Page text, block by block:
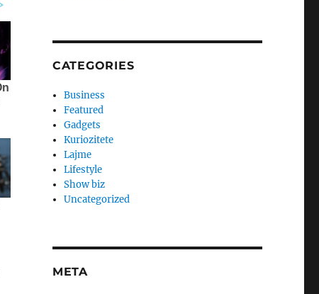
CATEGORIES
Business
Featured
Gadgets
Kuriozitete
Lajme
Lifestyle
Show biz
Uncategorized
META